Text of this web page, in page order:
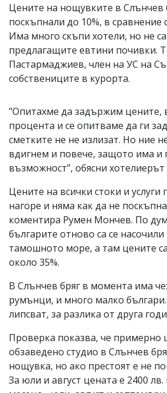
Цените на нощувките в Слънчев
поскъпнали до 10%, в сравнение
Има много скъпи хотели, но не
предлагащите евтини почивки.
Пастармаджиев, член на УС на
собствениците в курорта.
"Опитахме да задържим цените,
процента и се опитваме да ги
сметките не не излизат. Но ние
вдигнем и повече, защото има и
възможност”, обясни
Цените на всички стоки и услуги
нагоре и няма как да не
коментира Румен Мончев. По
българите отново са се
тамошното море, а там цените
около 35%.
В Слънчев бряг в момента има
румънци, и много малко
липсват, за разлика от друга
Проверка показва, че примерно
обзаведено студио в Слънчев
нощувка, но ако престоят е не
За юли и август цената е 2400 лв.